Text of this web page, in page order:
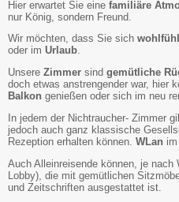
Hier erwartet Sie eine familiäre
nur König, sondern Freund.
Wir möchten, dass Sie sich
oder im Urlaub.
Unsere Zimmer sind gemütliche
doch etwas anstrengender war, hier
Balkon genießen oder sich im neu
In jedem der Nichtraucher- Zimmer
jedoch auch ganz klassische
Rezeption erhalten können. WLan
Auch Alleinreisende können, je
Lobby), die mit gemütlichen
und Zeitschriften ausgestattet ist.